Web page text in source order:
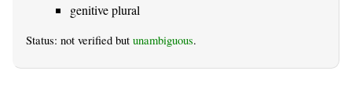
genitive plural
Status: not verified but unambiguous.